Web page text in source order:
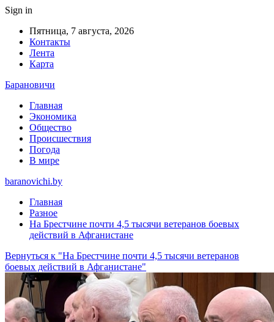
Sign in
Пятница, 7 августа, 2026
Контакты
Лента
Карта
Барановичи
Главная
Экономика
Общество
Происшествия
Погода
В мире
baranovichi.by
Главная
Разное
На Брестчине почти 4,5 тысячи ветеранов боевых
действий в Афганистане
Вернуться к "На Брестчине почти 4,5 тысячи ветеранов
боевых действий в Афганистане"